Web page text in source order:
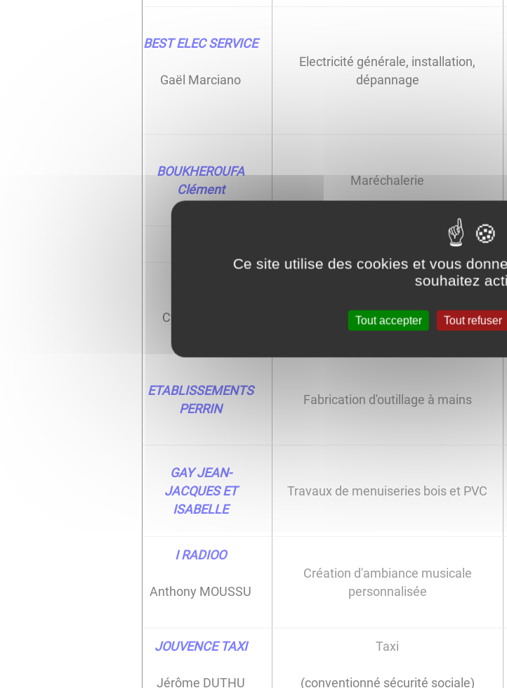
BEST ELEC SERVICE
Gaël Marciano
Electricité générale, installation,
dépannage
BOUKHEROUFA
Clément
Maréchalerie
Cyril POUPON
Réparation de cycles à domicile
ETABLISSEMENTS
PERRIN
Fabrication d'outillage à mains
GAY JEAN-
JACQUES ET
ISABELLE
Travaux de menuiseries bois et PVC
I RADIOO
Anthony MOUSSU
Création d'ambiance musicale
personnalisée
JOUVENCE TAXI
Jérôme DUTHU
Taxi
(conventionné sécurité sociale)
Ce site utilise des cookies et vous
souhaitez
Tout accepter Tout refuser